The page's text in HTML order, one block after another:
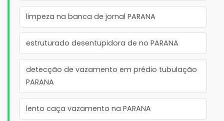
limpeza na banca de jornal PARANA
estruturado desentupidora de no PARANA
detecção de vazamento em prédio tubulação
PARANA
lento caça vazamento na PARANA